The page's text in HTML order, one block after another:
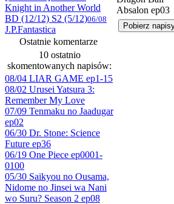
Knight in Another World
BD (12/12) S2 (5/12)06/08
J.P.Fantastica
Ostatnie komentarze
10 ostatnio
skomentowanych napisów:
08/04 LIAR GAME ep1-15
08/02 Urusei Yatsura 3:
Remember My Love
07/09 Tenmaku no Jaadugar
ep02
06/30 Dr. Stone: Science
Future ep36
06/19 One Piece ep0001-
0100
05/30 Saikyou no Ousama,
Nidome no Jinsei wa Nani
wo Suru? Season 2 ep08
Absalon ep03